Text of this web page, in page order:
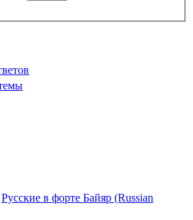
Русские в форте Байяр (Russian